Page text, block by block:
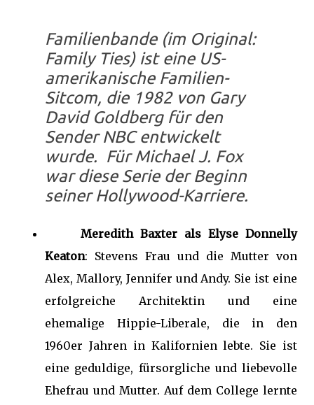
Familienbande (im Original:
Family Ties) ist eine US-
amerikanische Familien-
Sitcom, die 1982 von Gary
David Goldberg für den
Sender NBC entwickelt
wurde. Für Michael J. Fox
war diese Serie der Beginn
seiner Hollywood-Karriere.
Meredith Baxter als Elyse Donnelly
Keaton: Stevens Frau und die Mutter von
Alex, Mallory, Jennifer und Andy. Sie ist eine
erfolgreiche Architektin und eine
ehemalige Hippie-Liberale, die in den
1960er Jahren in Kalifornien lebte. Sie ist
eine geduldige, fürsorgliche und liebevolle
Ehefrau und Mutter. Auf dem College lernte